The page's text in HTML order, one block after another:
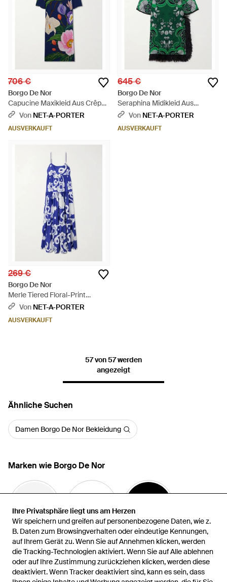
Ihre Privatsphäre liegt uns am Herzen
Wir speichern und greifen auf personenbezogene Daten, wie z.
B. Daten zum Browsingverhalten oder eindeutige Kennungen,
auf Ihrem Gerät zu. Wenn Sie auf Annehmen klicken, werden
die Tracking-Technologien aktiviert. Wenn Sie auf Alle ablehnen
oder auf Ihre Zustimmung zurückziehen klicken, werden diese
deaktiviert. Wenn Tracker deaktiviert sind, kann es sein, dass
Ihre Privatsphäre liegt uns am Herzen
Wir speichern und greifen auf personenbezogene Daten, wie z.
B. Daten zum Browsingverhalten oder eindeutige Kennungen,
auf Ihrem Gerät zu. Wenn Sie auf Annehmen klicken, werden
die Tracking-Technologien aktiviert. Wenn Sie auf Alle ablehnen
oder auf Ihre Zustimmung zurückziehen klicken, werden diese
deaktiviert. Wenn Tracker deaktiviert sind, kann es sein, dass
706 €
Borgo De Nor
Capucine Maxikleid Aus Crêpe
De Chine Mit Blumenprint Und
Von NET-A-PORTER
AUSVERKAUFT
645 €
Borgo De Nor
Seraphina Midikleid Aus
Bedrucktem Crêpe De Chine
Grün
Von NET-A-PORTER
AUSVERKAUFT
269 €
Borgo De Nor
Merle Tiered Floral-Print
Cotton-Poplin Maxi Dress -
Von NET-A-PORTER
AUSVERKAUFT
57 von 57 werden
angezeigt
Ähnliche Suchen
Damen Borgo De Nor Bekleidung
Marken wie Borgo De Nor
Samantha Sung Saloni CAMILLA